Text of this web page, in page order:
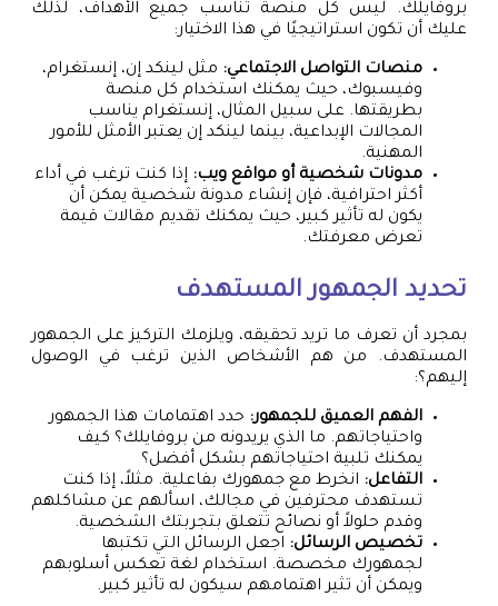
بروفايلك. ليس كل منصة تناسب جميع الأهداف، لذلك
عليك أن تكون استراتيجيًا في هذا الاختيار:
منصات التواصل الاجتماعي: مثل لينكد إن، إنستغرام،
وفيسبوك، حيث يمكنك استخدام كل منصة
بطريقتها. على سبيل المثال، إنستغرام يناسب
المجالات الإبداعية، بينما لينكد إن يعتبر الأمثل للأمور
المهنية.
مدونات شخصية أو مواقع ويب: إذا كنت ترغب في أداء
أكثر احترافية، فإن إنشاء مدونة شخصية يمكن أن
يكون له تأثير كبير، حيث يمكنك تقديم مقالات قيمة
تعرض معرفتك.
تحديد الجمهور المستهدف
بمجرد أن تعرف ما تريد تحقيقه، ويلزمك التركيز على الجمهور
المستهدف. من هم الأشخاص الذين ترغب في الوصول
إليهم؟:
الفهم العميق للجمهور: حدد اهتمامات هذا الجمهور
واحتياجاتهم. ما الذي يريدونه من بروفايلك؟ كيف
يمكنك تلبية احتياجاتهم بشكل أفضل؟
التفاعل: انخرط مع جمهورك بفاعلية. مثلاً، إذا كنت
تستهدف محترفين في مجالك، اسألهم عن مشاكلهم
وقدم حلولاً أو نصائح تتعلق بتجربتك الشخصية.
تخصيص الرسائل: اجعل الرسائل التي تكتبها
لجمهورك مخصصة. استخدام لغة تعكس أسلوبهم
ويمكن أن تثير اهتمامهم سيكون له تأثير كبير.